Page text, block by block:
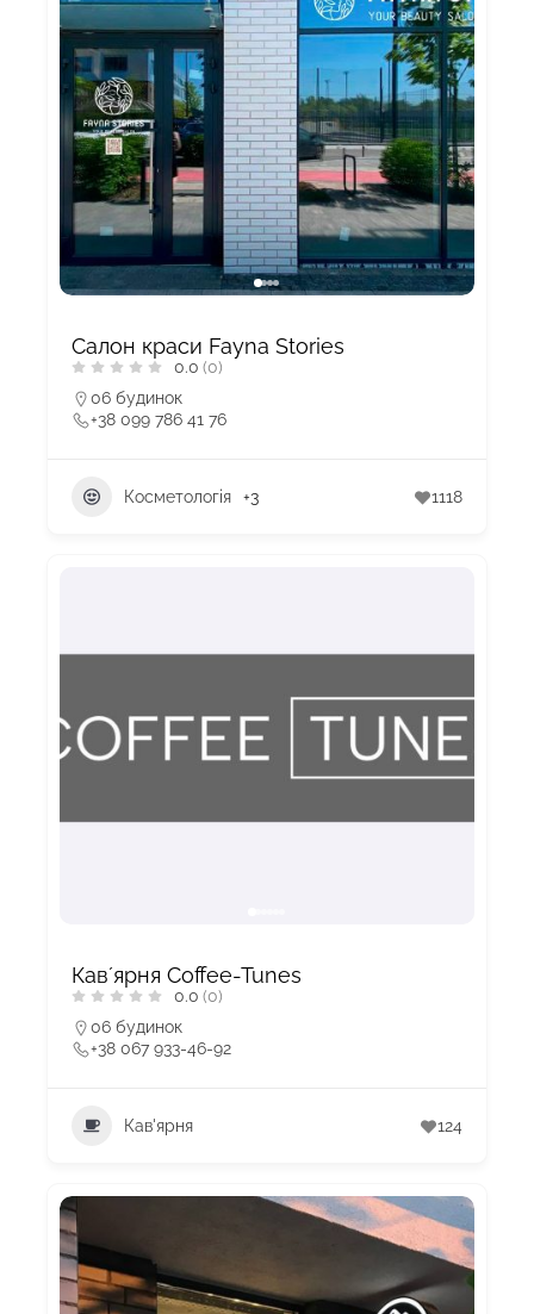
Салон краси Fayna Stories
0.0 (0)
06 будинок
+38 099 786 41 76
Косметологія +3 1118
Кавʼярня Coffee-Tunes
0.0 (0)
06 будинок
+38 067 933-46-92
Кав'ярня 124